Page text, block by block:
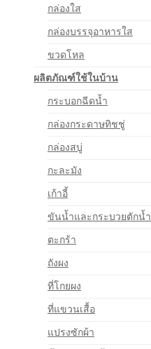
กล่องใส
กล่องบรรจุอาหารใส
ขวดโหล
ผลิตภัณฑ์ใช้ในบ้าน
กระบอกฉีดน้ำ
กล่องกระดาษทิชชู่
กล่องสบู่
กะละมัง
เก้าอี้
ขันน้ำและกระบวยตักน้ำ
ตะกร้า
ถังผง
ที่โกยผง
ที่แขวนเสื้อ
แปรงซักผ้า